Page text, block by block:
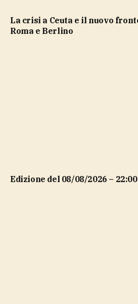
La crisi a Ceuta e il nuovo fronte migratorio tra
Roma e Berlino
Edizione del 08/08/2026 – 22:00